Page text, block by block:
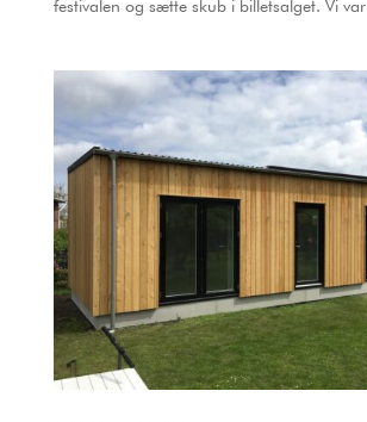
festivalen og sætte skub i billetsalget. Vi